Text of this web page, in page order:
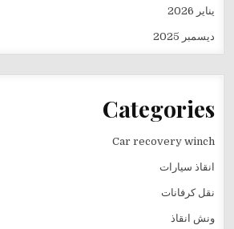
يناير 2026
ديسمبر 2025
Categories
Car recovery winch
انقاذ سيارات
نقل كرفانات
ونش انقاذ